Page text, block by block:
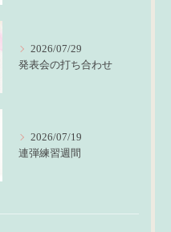
2026/07/29
発表会の打ち合わせ
2026/07/19
連弾練習週間